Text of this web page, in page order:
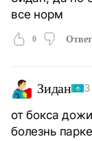
все норм
0
Зидан 3
от бокса
болезнь